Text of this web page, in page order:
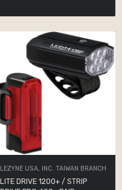
LEZYNE USA, INC. TAIWAN BRANCH
LITE DRIVE 1200+ / STRIP